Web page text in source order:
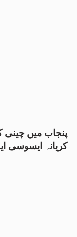
پنجاب میں چینی
کریانہ ایسوسی